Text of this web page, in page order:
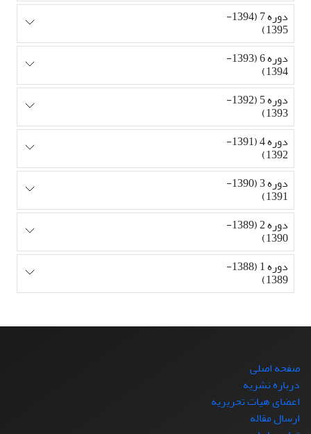
دوره 7 (1394-
1395)
دوره 6 (1393-
1394)
دوره 5 (1392-
1393)
دوره 4 (1391-
1392)
دوره 3 (1390-
1391)
دوره 2 (1389-
1390)
دوره 1 (1388-
1389)
صفحه اصلی
درباره نشریه
اعضای هیات تحریریه
ارسال مقاله